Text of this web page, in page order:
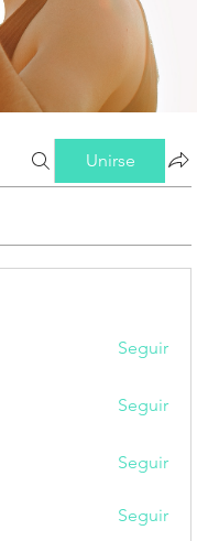
Unirse
Seguir
Seguir
Seguir
Seguir